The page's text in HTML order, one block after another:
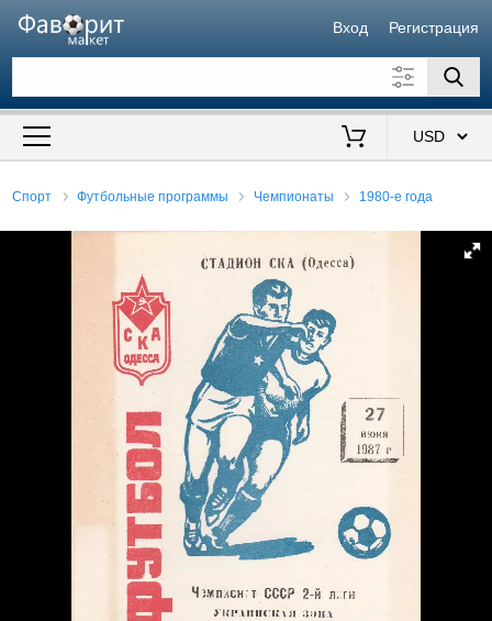
Вход Регистрация
Искать также в описании
Спорт Футбольные программы Чемпионаты 1980-е года